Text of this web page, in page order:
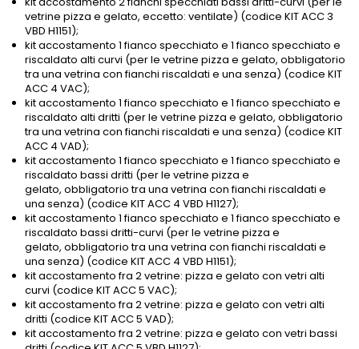
vetrine pizza e gelato, eccetto: ventilate) (codice KIT ACC 3
VBD H1151);
kit accostamento 1 fianco specchiato e 1 fianco specchiato e
riscaldato alti curvi (per le vetrine pizza e gelato, obbligatorio
tra una vetrina con fianchi riscaldati e una senza) (codice KIT
ACC 4 VAC);
kit accostamento 1 fianco specchiato e 1 fianco specchiato e
riscaldato alti dritti (per le vetrine pizza e gelato, obbligatorio
tra una vetrina con fianchi riscaldati e una senza) (codice KIT
ACC 4 VAD);
kit accostamento 1 fianco specchiato e 1 fianco specchiato e
riscaldato bassi dritti (per le vetrine pizza e
gelato, obbligatorio tra una vetrina con fianchi riscaldati e
una senza) (codice KIT ACC 4 VBD H1127);
kit accostamento 1 fianco specchiato e 1 fianco specchiato e
riscaldato bassi dritti-curvi (per le vetrine pizza e
gelato, obbligatorio tra una vetrina con fianchi riscaldati e
una senza) (codice KIT ACC 4 VBD H1151);
kit accostamento fra 2 vetrine: pizza e gelato con vetri alti
curvi (codice KIT ACC 5 VAC);
kit accostamento fra 2 vetrine: pizza e gelato con vetri alti
dritti (codice KIT ACC 5 VAD);
kit accostamento fra 2 vetrine: pizza e gelato con vetri bassi